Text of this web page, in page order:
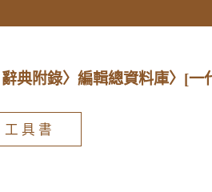
典附錄〉編輯總資料庫〉 [一
工 具 書